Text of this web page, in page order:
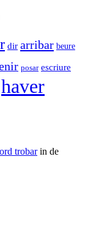
dir arribar beure
posar escriure
haver
trobarin de